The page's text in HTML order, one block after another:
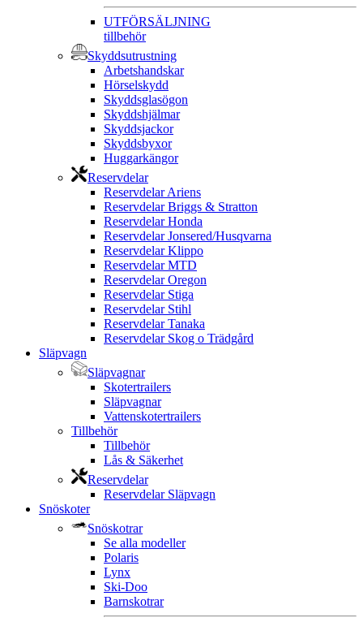
UTFÖRSÄLJNING
tillbehör
Skyddsutrustning
Arbetshandskar
Hörselskydd
Skyddsglasögon
Skyddshjälmar
Skyddsjackor
Skyddsbyxor
Huggarkängor
Reservdelar
Reservdelar Ariens
Reservdelar Briggs & Stratton
Reservdelar Honda
Reservdelar Jonsered/Husqvarna
Reservdelar Klippo
Reservdelar MTD
Reservdelar Oregon
Reservdelar Stiga
Reservdelar Stihl
Reservdelar Tanaka
Reservdelar Skog o Trädgård
Släpvagn
Släpvagnar
Skotertrailers
Släpvagnar
Vattenskotertrailers
Tillbehör
Tillbehör
Lås & Säkerhet
Reservdelar
Reservdelar Släpvagn
Snöskoter
Snöskotrar
Se alla modeller
Polaris
Lynx
Ski-Doo
Barnskotrar